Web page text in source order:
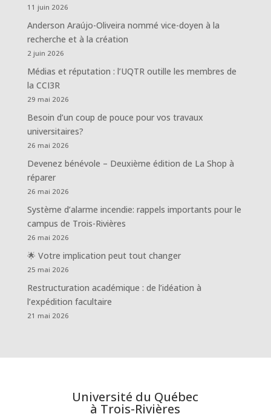
11 juin 2026
Anderson Araújo-Oliveira nommé vice-doyen à la
recherche et à la création
2 juin 2026
Médias et réputation : l’UQTR outille les membres de
la CCI3R
29 mai 2026
Besoin d’un coup de pouce pour vos travaux
universitaires?
26 mai 2026
Devenez bénévole – Deuxième édition de La Shop à
réparer
26 mai 2026
Système d’alarme incendie: rappels importants pour le
campus de Trois-Rivières
26 mai 2026
🌟 Votre implication peut tout changer
25 mai 2026
Restructuration académique : de l’idéation à
l’expédition facultaire
21 mai 2026
Université du Québec
à Trois-Rivières